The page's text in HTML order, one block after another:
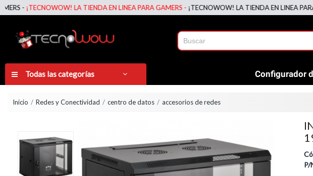
¡TECNOWOW! LA TIENDA EN LINEA PARA GAMERS -¡TECNOWOW! LA TIENDA EN LINEA PARA
Todas las categorías Configurador
Inicio Redes y Conectividad centro de datos accesorios de redes
P/